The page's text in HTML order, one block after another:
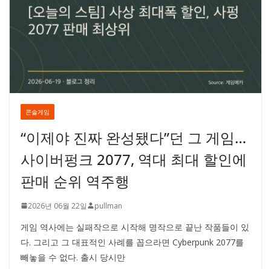
콘솔게임
“이제야 진짜 완성됐다”던 그 게임…
사이버펑크 2077, 역대 최대 할인에
판매 순위 역주행
2026년 06월 22일 pullman
게임 역사에는 실패작으로 시작해 명작으로 끝난 작품들이 있
다. 그리고 그 대표적인 사례를 꼽으라면 Cyberpunk 2077를
빼놓을 수 없다. 출시 당시만